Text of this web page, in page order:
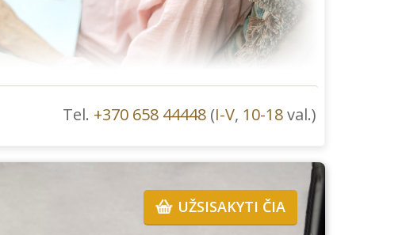
Tel. +370 658 44448 (I-V, 10-18val.)
UŽSISAKYTI ČIA